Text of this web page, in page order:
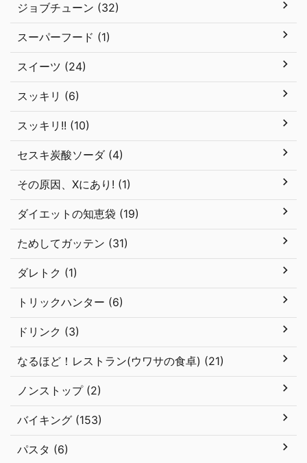
ジョブチューン (32)
スーパーフード (1)
スイーツ (24)
スッキリ (6)
スッキリ!! (10)
セスキ炭酸ソーダ (4)
その原因、Xにあり! (1)
ダイエットの知恵袋 (19)
ためしてガッテン (31)
ダレトク (1)
トリックハンター (6)
ドリンク (3)
なるほど！レストラン(ウワサの食卓) (21)
ノンストップ (2)
バイキング (153)
パスタ (6)